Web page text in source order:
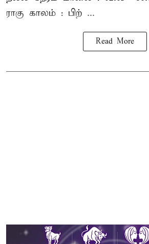
ராகு காலம் : பிற் ...
Read More